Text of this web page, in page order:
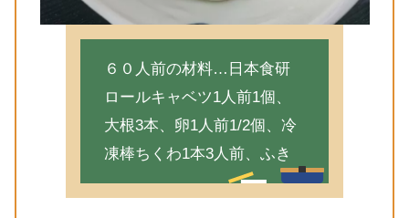
６０人前の材料…日本食研
ロールキャベツ1人前1個、
大根3本、卵1人前1/2個、冷
凍棒ちくわ1本3人前、ふき